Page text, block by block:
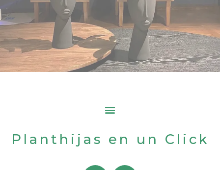
Planthijas en un Click